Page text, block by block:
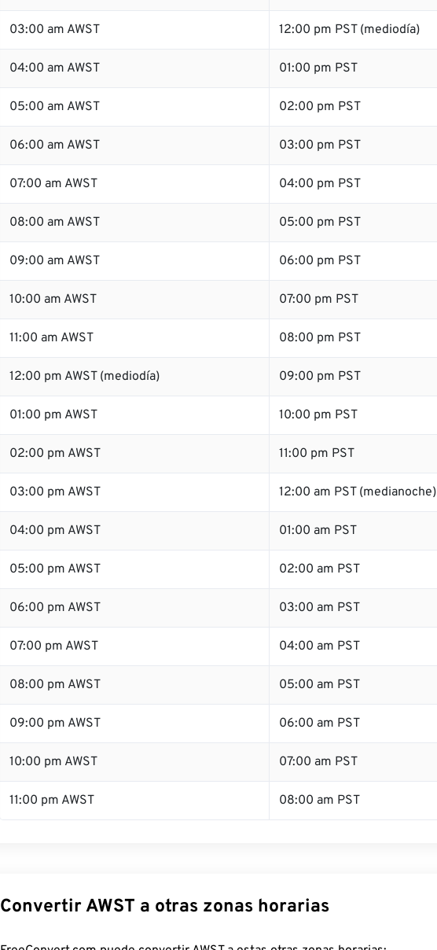
03:00 am AWST 12:00 pm PST (mediodía)
04:00 am AWST 01:00 pm PST
05:00 am AWST 02:00 pm PST
06:00 am AWST 03:00 pm PST
07:00 am AWST 04:00 pm PST
08:00 am AWST 05:00 pm PST
09:00 am AWST 06:00 pm PST
10:00 am AWST 07:00 pm PST
11:00 am AWST 08:00 pm PST
12:00 pm AWST (mediodía) 09:00 pm PST
01:00 pm AWST 10:00 pm PST
02:00 pm AWST 11:00 pm PST
03:00 pm AWST 12:00 am PST (medianoche)
04:00 pm AWST 01:00 am PST
05:00 pm AWST 02:00 am PST
06:00 pm AWST 03:00 am PST
07:00 pm AWST 04:00 am PST
08:00 pm AWST 05:00 am PST
09:00 pm AWST 06:00 am PST
10:00 pm AWST 07:00 am PST
11:00 pm AWST 08:00 am PST
Convertir AWST a otras zonas horarias